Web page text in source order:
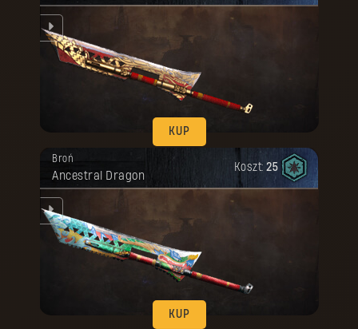
KUP
Broń
Ancestral Dragon
Koszt: 25
KUP
Twoja nagroda została odblokowana.